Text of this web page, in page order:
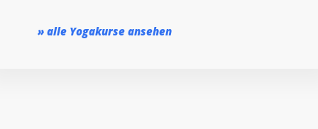
» alle Yogakurse ansehen